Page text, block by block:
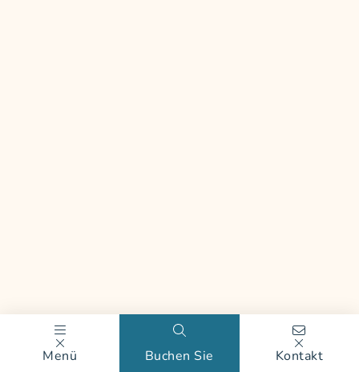
Menü Buchen Sie Kontakt